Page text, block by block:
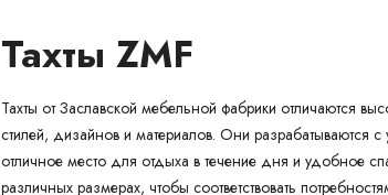
Тахты ZMF
Тахты от Заславской мебельной фабрики отличаются
стилей, дизайнов и материалов. Они разрабатываются
отличное место для отдыха в течение дня и удобное
различных размерах, чтобы соответствовать